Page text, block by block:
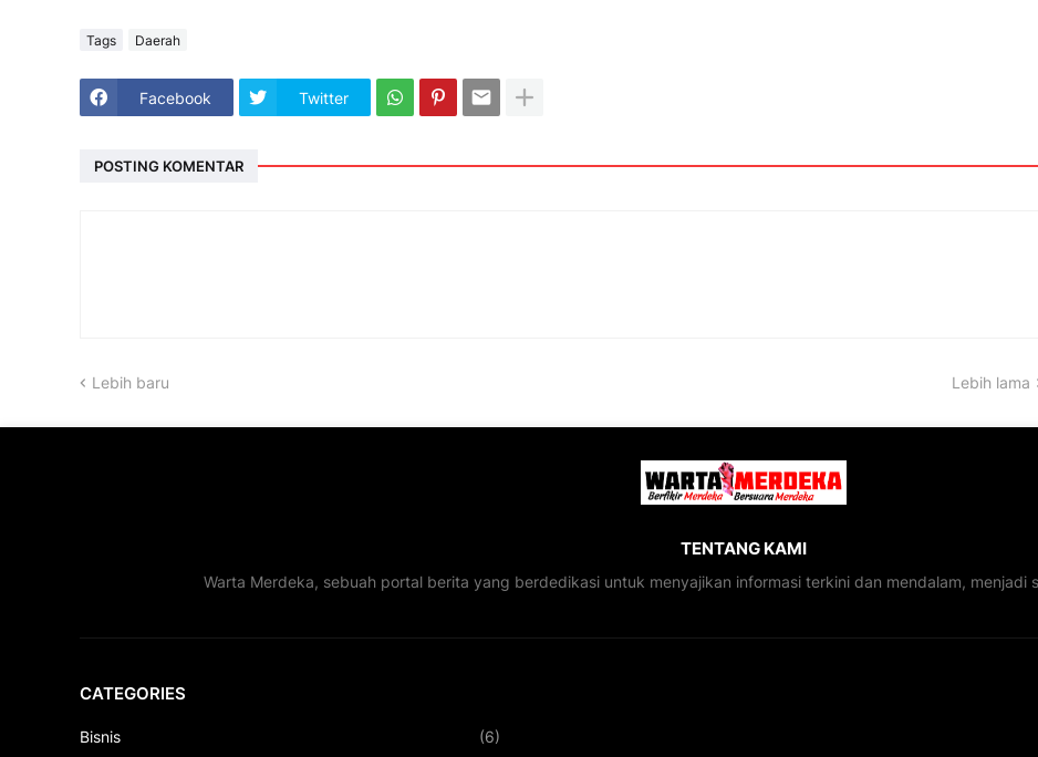
Tags Daerah
Facebook Twitter
POSTING KOMENTAR
Lebih baru Lebih lama
TENTANG KAMI
Warta Merdeka, sebuah portal berita yang berdedikasi untuk menyajikan informasi terkini dan mendalam,
CATEGORIES
Bisnis (6)